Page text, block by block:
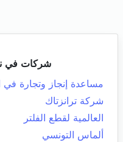
شركات في
مساعدة إنجاز وتجارة في
شركة ترانزتاك
العالمية لقطع الفلتر
ألماس التونسي